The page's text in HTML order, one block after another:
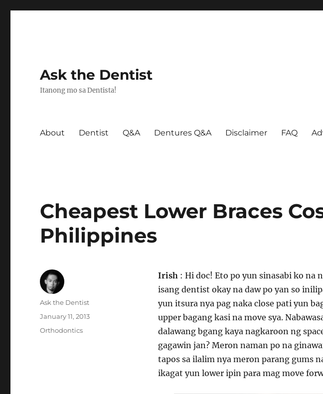
Ask the Dentist
Itanong mo sa Dentista!
About Dentist Q&A Dentures Q&A Disclaimer FAQ
Cheapest Lower Braces
Philippines
Irish: Hi doc! Eto po yun sinasabi ko na
isang dentist okay na daw po yan so
yun itsura nya pag naka close pati yun
upper bagang kasi na move sya.
dalawang bgang kaya nagkaroon ng
gagawin jan? Meron naman po na
tapos sa ilalim nya meron parang gums
ikagat yun lower ipin para mag move
Author
Ask the Dentist
Posted
January 11, 2013
Categories
Orthodontics